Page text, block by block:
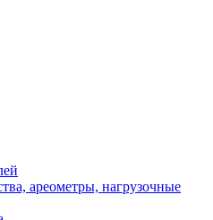
ареометры, нагрузочные